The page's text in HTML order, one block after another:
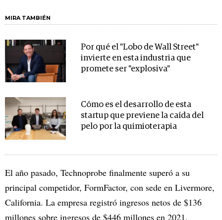
MIRA TAMBIÉN
Por qué el "Lobo de Wall Street"
invierte en esta industria que
promete ser "explosiva"
Cómo es el desarrollo de esta
startup que previene la caída del
pelo por la quimioterapia
El año pasado, Technoprobe finalmente superó a su
principal competidor, FormFactor, con sede en Livermore,
California. La empresa registró ingresos netos de $136
millones sobre ingresos de $446 millones en 2021,